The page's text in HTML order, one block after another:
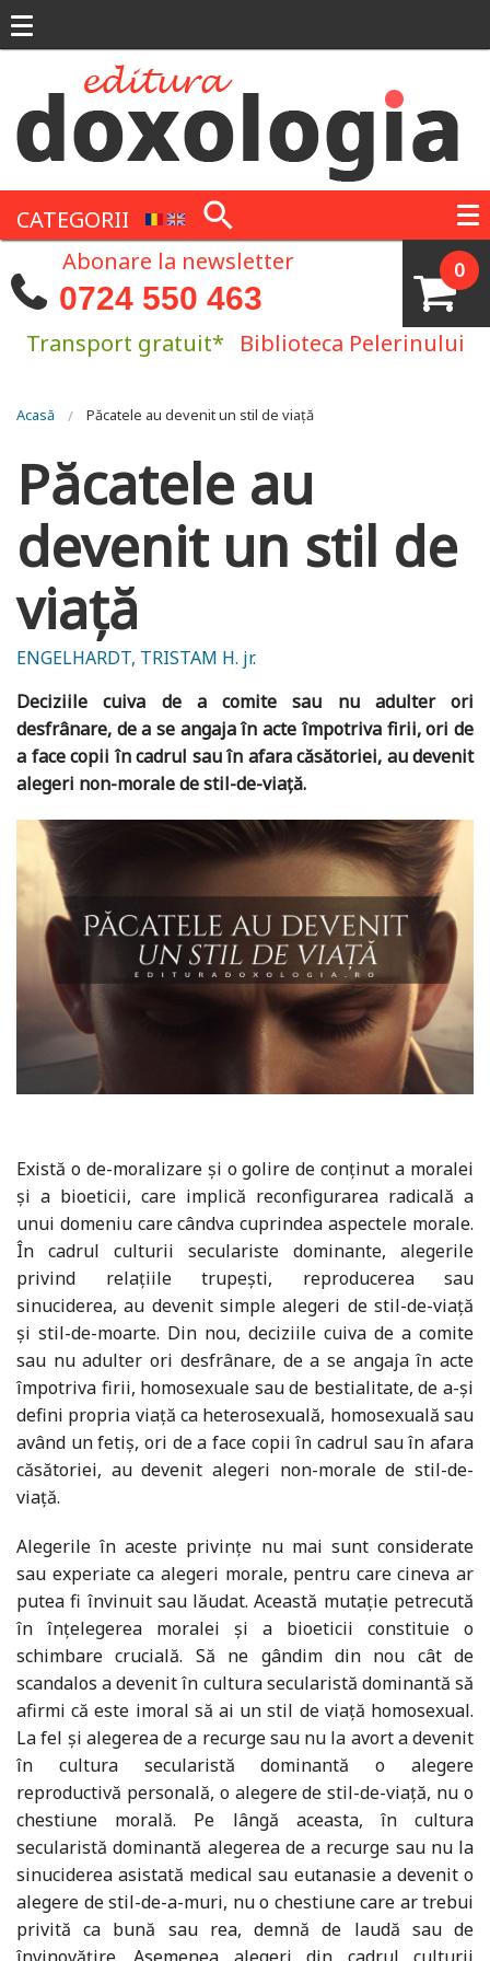
CATEGORII
0
Abonare la newsletter
0724 550 463
Transport gratuit* Biblioteca Pelerinului
Eşti aici
Acasă Păcatele au devenit un stil de viață
Păcatele au
devenit un stil de
viață
ENGELHARDT, TRISTAM H. jr.
Deciziile cuiva de a comite sau nu adulter ori
desfrânare, de a se angaja în acte împotriva firii, ori de
a face copii în cadrul sau în afara căsătoriei, au devenit
alegeri non-morale de stil-de-viață.
Există o de-moralizare și o golire de conținut a moralei
și a bioeticii, care implică reconfigurarea radicală a
unui domeniu care cândva cuprindea aspectele morale.
În cadrul culturii seculariste dominante, alegerile
privind relațiile trupești, reproducerea sau
sinuciderea, au devenit simple alegeri de stil-de-viață
și stil-de-moarte. Din nou, deciziile cuiva de a comite
sau nu adulter ori desfrânare, de a se angaja în acte
împotriva firii, homosexuale sau de bestialitate, de a-și
defini propria viață ca heterosexuală, homosexuală sau
având un fetiș, ori de a face copii în cadrul sau în afara
căsătoriei, au devenit alegeri non-morale de stil-de-
viață.
Alegerile în aceste privințe nu mai sunt considerate
sau experiate ca alegeri morale, pentru care cineva ar
putea fi învinuit sau lăudat. Această mutație petrecută
în înțelegerea moralei și a bioeticii constituie o
schimbare crucială. Să ne gândim din nou cât de
scandalos a devenit în cultura secularistă dominantă să
afirmi că este imoral să ai un stil de viață homosexual.
La fel și alegerea de a recurge sau nu la avort a devenit
în cultura secularistă dominantă o alegere
reproductivă personală, o alegere de stil-de-viață, nu o
chestiune morală. Pe lângă aceasta, în cultura
secularistă dominantă alegerea de a recurge sau nu la
sinuciderea asistată medical sau eutanasie a devenit o
alegere de stil-de-a-muri, nu o chestiune care ar trebui
privită ca bună sau rea, demnă de laudă sau de